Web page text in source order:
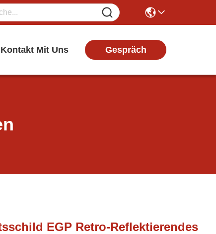
Kontakt Mit Uns Gespräch
EGP Retro-Reflektierendes